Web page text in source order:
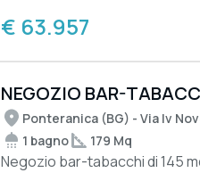
€ 63.957
NEGOZIO BAR-
Ponteranica (BG) - Via Iv
1 bagno
179 Mq